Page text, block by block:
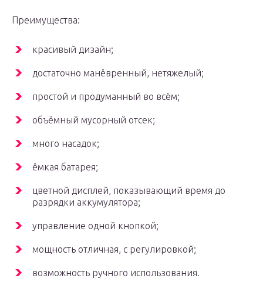
Преимущества:
красивый дизайн;
достаточно манёвренный, нетяжелый;
простой и продуманный во всём;
объёмный мусорный отсек;
много насадок;
ёмкая батарея;
цветной дисплей, показывающий время до
разрядки аккумулятора;
управление одной кнопкой;
мощность отличная, с регулировкой;
возможность ручного использования.